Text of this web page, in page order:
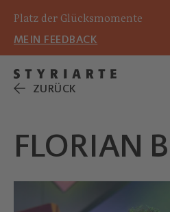
Platz der Glücksmomente
MEIN FEEDBACK
ZURÜCK
FLORIAN